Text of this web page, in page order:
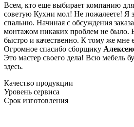
Всем, кто еще выбирает компанию
советую Кухни мол! Не пожалеете! Я
спальню. Начиная с обсуждения
монтажом никаких проблем не было.
быстро и качественно. К тому же мне
Огромное спасибо сборщику Алексею
Это мастер своего дела! Всю мебель
здесь.
Качество продукции
Уровень сервиса
Срок изготовления